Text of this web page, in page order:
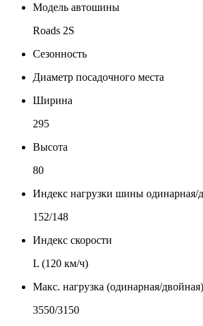
Модель автошины
Roads 2S
Сезонность
Диаметр посадочного места
Ширина
295
Высота
80
Индекс нагрузки шины одинарная/
152/148
Индекс скорости
L (120 км/ч)
Макс. нагрузка (одинарная/
3550/3150